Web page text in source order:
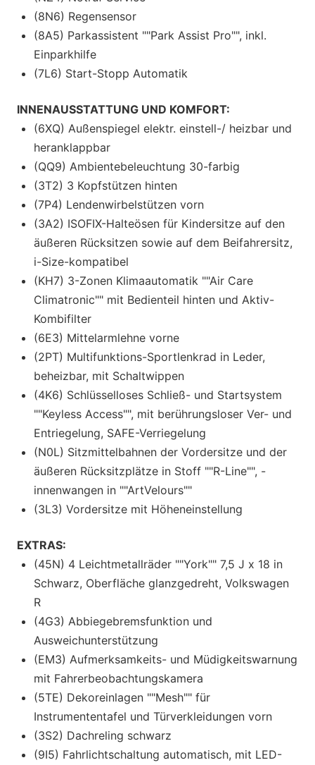
(8N6) Regensensor
(8A5) Parkassistent ""Park Assist Pro"", inkl.
Einparkhilfe
(7L6) Start-Stopp Automatik
INNENAUSSTATTUNG UND KOMFORT:
(6XQ) Außenspiegel elektr. einstell-/ heizbar und
heranklappbar
(QQ9) Ambientebeleuchtung 30-farbig
(3T2) 3 Kopfstützen hinten
(7P4) Lendenwirbelstützen vorn
(3A2) ISOFIX-Halteösen für Kindersitze auf den
äußeren Rücksitzen sowie auf dem Beifahrersitz,
i-Size-kompatibel
(KH7) 3-Zonen Klimaautomatik ""Air Care
Climatronic"" mit Bedienteil hinten und Aktiv-
Kombifilter
(6E3) Mittelarmlehne vorne
(2PT) Multifunktions-Sportlenkrad in Leder,
beheizbar, mit Schaltwippen
(4K6) Schlüsselloses Schließ- und Startsystem
""Keyless Access"", mit berührungsloser Ver- und
Entriegelung, SAFE-Verriegelung
(N0L) Sitzmittelbahnen der Vordersitze und der
äußeren Rücksitzplätze in Stoff ""R-Line"", -
innenwangen in ""ArtVelours""
(3L3) Vordersitze mit Höheneinstellung
EXTRAS:
(45N) 4 Leichtmetallräder ""York"" 7,5 J x 18 in
Schwarz, Oberfläche glanzgedreht, Volkswagen
R
(4G3) Abbiegebremsfunktion und
Ausweichunterstützung
(EM3) Aufmerksamkeits- und Müdigkeitswarnung
mit Fahrerbeobachtungskamera
(5TE) Dekoreinlagen ""Mesh"" für
Instrumententafel und Türverkleidungen vorn
(3S2) Dachreling schwarz
(9I5) Fahrlichtschaltung automatisch, mit LED-